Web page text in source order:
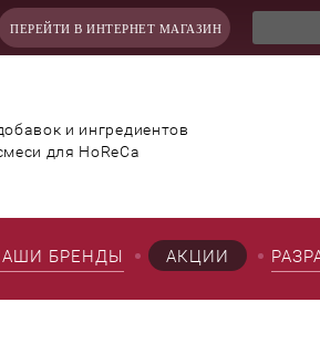
ПЕРЕЙТИ В ИНТЕРНЕТ МАГАЗИН
и ингредиентов
для HoReCa
БРЕНДЫ АКЦИИ